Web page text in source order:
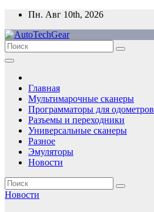
Перейти
содержимому
Пн. Авг 10th, 2026
Главная
Мультимарочные сканеры
Программаторы для одометров
Разъемы и переходники
Универсальные сканеры
Разное
Эмуляторы
Новости
Новости